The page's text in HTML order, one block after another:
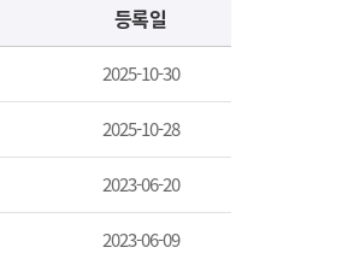
등록일
2025-10-30
2025-10-28
2023-06-20
2023-06-09